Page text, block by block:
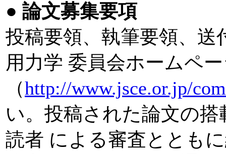
● 論文募集要項
投稿要領、執筆要領、
用力学 委員会ホームペ
（http://www.jsce.or.jp/
い。投稿された論文の
読者 による審査ととも